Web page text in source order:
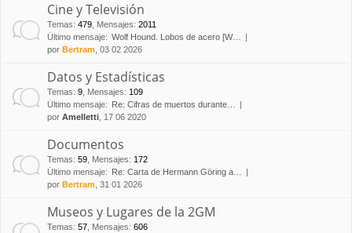
Cine y Televisión
Temas: 479 Mensajes: 2011
Último mensaje: Wolf Hound. Lobos de acero [W…
por Bertram , 03 02 2026
Datos y Estadísticas
Temas: 9 Mensajes: 109
Último mensaje:
Re: Cifras de muertos durante…
por Amelletti , 17 06 2020
Documentos
Temas: 59 Mensajes: 172
Último mensaje:
Re: Carta de Hermann Göring a…
por Bertram , 31 01 2026
Museos y Lugares de la 2GM
Temas: 57 Mensajes: 606